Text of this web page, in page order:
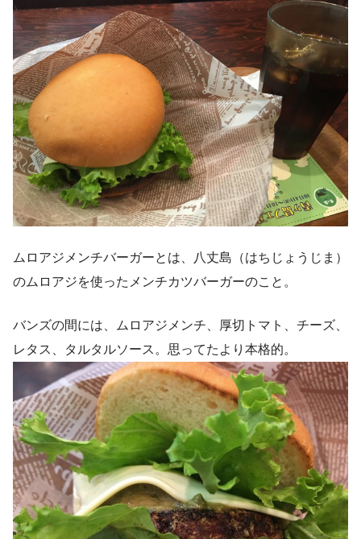
ムロアジメンチバーガーとは、八丈島（はちじょうじま）
のムロアジを使ったメンチカツバーガーのこと。
バンズの間には、ムロアジメンチ、厚切トマト、チーズ、
レタス、タルタルソース。思ってたより本格的。